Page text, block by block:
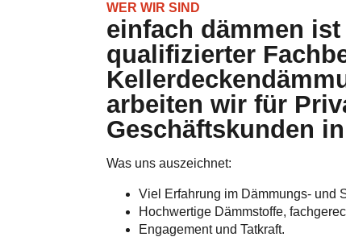
WER WIR SIND
einfach dämmen
qualifizierter
arbeiten wir für
Geschäftskunden
Was uns auszeichnet:
Viel Erfahrung im Dämmungs- und
Hochwertige Dämmstoffe,
Engagement und Tatkraft.